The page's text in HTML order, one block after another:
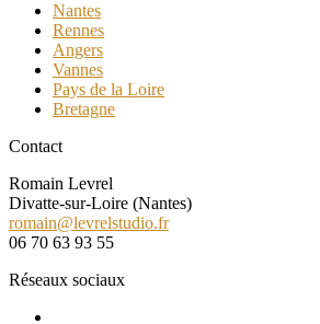
Nantes
Rennes
Angers
Vannes
Pays de la Loire
Bretagne
Contact
Romain Levrel
Divatte-sur-Loire (Nantes)
romain@levrelstudio.fr
06 70 63 93 55
Réseaux sociaux